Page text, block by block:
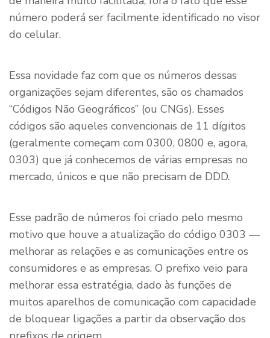
número poderá ser facilmente identificado no visor
do celular.
Essa novidade faz com que os números dessas
organizações sejam diferentes, são os chamados
“Códigos Não Geográficos” (ou CNGs). Esses
códigos são aqueles convencionais de 11 dígitos
(geralmente começam com 0300, 0800 e, agora,
0303) que já conhecemos de várias empresas no
mercado, únicos e que não precisam de DDD.
Esse padrão de números foi criado pelo mesmo
motivo que houve a atualização do código 0303 —
melhorar as relações e as comunicações entre os
consumidores e as empresas. O prefixo veio para
melhorar essa estratégia, dado às funções de
muitos aparelhos de comunicação com capacidade
de bloquear ligações a partir da observação dos